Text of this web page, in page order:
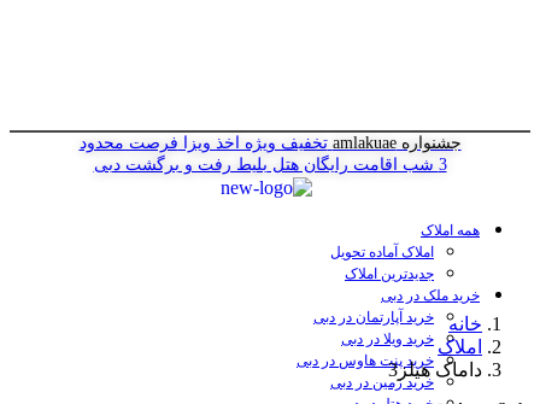
جشنواره amlakuae تخفیف ویژه اخذ ویزا فرصت محدود
3 شب اقامت رایگان هتل
بلیط رفت و برگشت دبی
همه املاک
املاک آماده تحویل
جدیدترین املاک
خرید ملک در دبی
خرید آپارتمان در دبی
خرید ویلا در دبی
خرید پنت هاوس در دبی
خرید زمین در دبی
خانه
املاک
داماک هیلز3